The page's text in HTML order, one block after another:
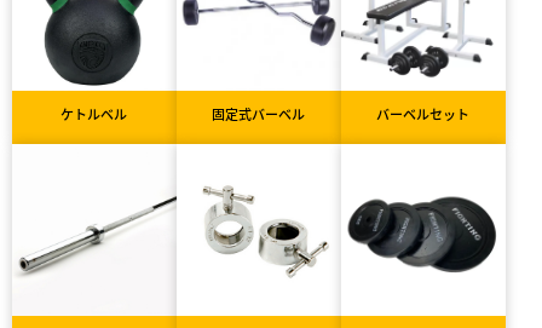
ケトルベル 固定式バーベル バーベルセット